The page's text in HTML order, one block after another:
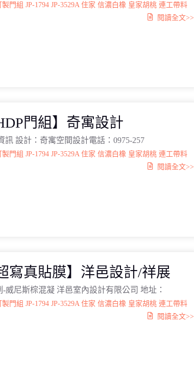
製門組 JP-1794 JP-3529A 住家 信濃白橡 皇家胡桃 連工帶料
閱讀全文>>
門組】奇寓設計
訊 設計：奇寓空間設計電話：0975-257
製門組 JP-1794 JP-3529A 住家 信濃白橡 皇家胡桃 連工帶料
閱讀全文>>
寫真貼膜】洋邑設計/祥展
-威尼斯棕混凝 洋邑室內設計有限公司 地址：
製門組 JP-1794 JP-3529A 住家 信濃白橡 皇家胡桃 連工帶料
閱讀全文>>